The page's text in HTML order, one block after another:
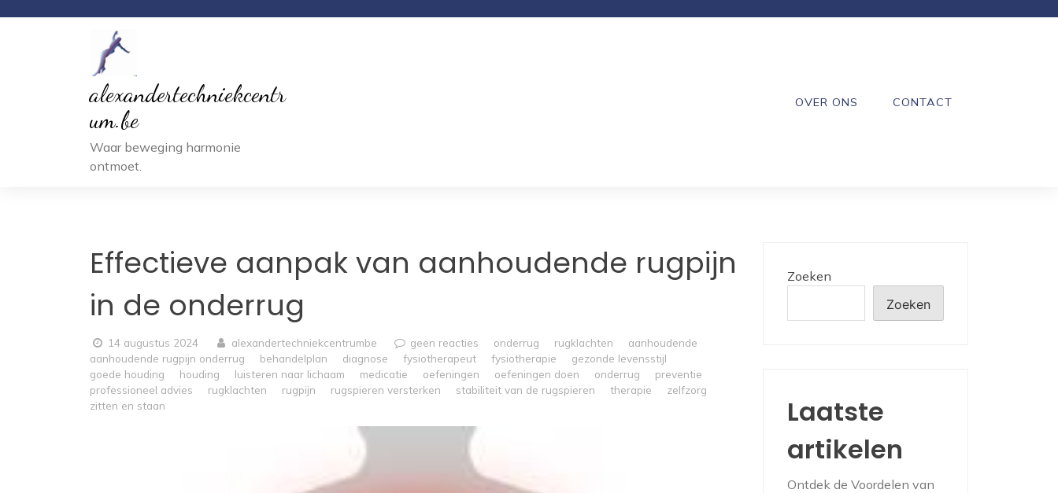
alexandertechniekcentr
um.be
Waar beweging harmonie
ontmoet.
OVER ONS CONTACT
Effectieve aanpak van aanhoudende rugpijn
in de onderrug
14 augustus 2024 alexandertechniekcentrumbe geen reacties onderrug rugklachten
aanhoudende
aanhoudende rugpijn onderrug
behandelplan diagnose fysiotherapeut fysiotherapie
gezonde levensstijl
goede houding
houding luisteren naar lichaam medicatie oefeningen oefeningen doen onderrug
preventie
professioneel advies
rugklachten rugpijn rugspieren versterken stabiliteit van de rugspieren therapie
zelfzorg
zitten en staan
Zoeken
Zoeken
Laatste
artikelen
Ontdek de Voordelen van